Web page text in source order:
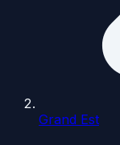
Grand Est